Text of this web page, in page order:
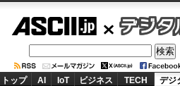
デジタル
トップ AI IoT ビジネス TECH デジ